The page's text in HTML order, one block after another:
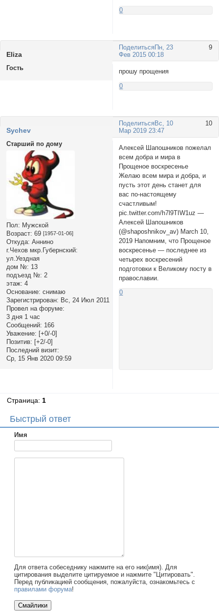
0
Поделиться 9
Пн, 23
Фев 2015 00:18
Eliza
Гость
прошу прощения
0
Поделиться 10
Вс, 10
Мар 2019 23:47
Sychev
Старший по дому
Пол: Мужской
Возраст: 69 [1957-01-06]
Откуда: Аннино
г.Чехов мкр.Губернский:
ул.Уездная
дом №: 13
подъезд №: 2
этаж: 4
Основание: снимаю
Зарегистрирован: Вс, 24 Июл 2011
Провел на форуме:
3 дня 1 час
Сообщений: 166
Уважение: [+0/-0]
Позитив: [+2/-0]
Последний визит:
Ср, 15 Янв 2020 09:59
Алексей Шапошников пожелал
всем добра и мира в
Прощеное воскресенье
Желаю всем мира и добра, и
пусть этот день станет для
вас по-настоящему
счастливым!
pic.twitter.com/h7l9TIW1uz —
Алексей Шапошников
(@shaposhnikov_av) March 10,
2019 Напомним, что Прощеное
воскресенье — последнее из
четырех воскресений
подготовки к Великому посту в
православии.
0
Страница: 1
Быстрый ответ
Имя
Для ответа собеседнику нажмите на его ник(имя). Для
цитирования выделите цитируемое и нажмите "Цитировать".
Перед публикацией сообщения, пожалуйста, ознакомьтесь с
правилами форума!